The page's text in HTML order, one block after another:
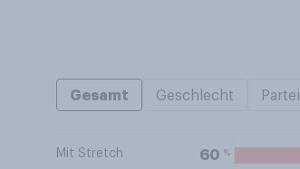
Gesamt Geschlecht Partei
Mit Stretch 60 %